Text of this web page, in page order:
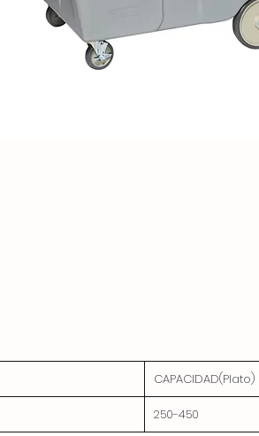
CAPACIDAD(Plato)
250-450